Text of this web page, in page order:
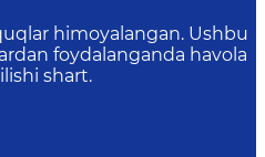
himoyalangan. Ushbu
foydalanganda havola
shart.